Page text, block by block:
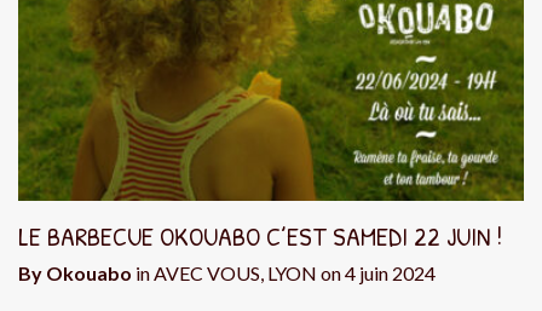
LE BARBECUE OKOUABO C’EST SAMEDI 22 JUIN !
By Okouabo inAVEC VOUS, LYON on4 juin 2024